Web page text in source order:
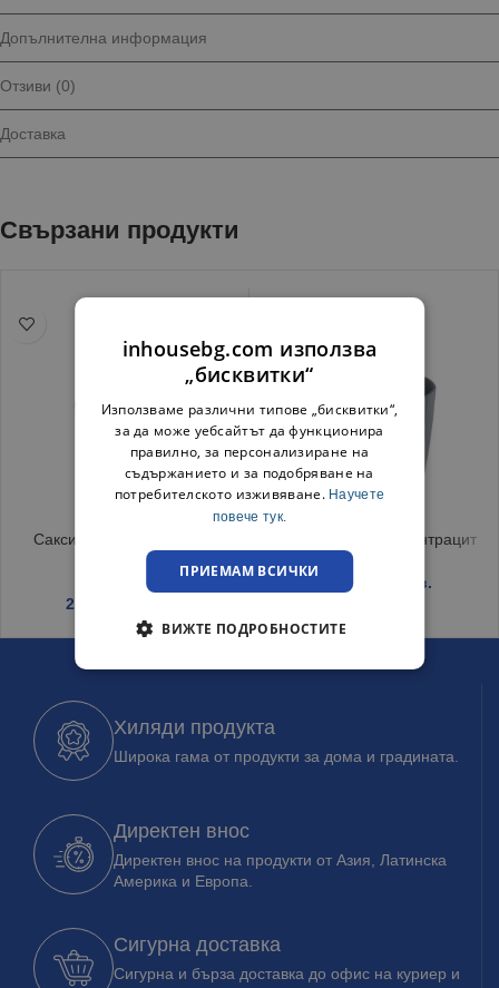
Допълнителна информация
Отзиви (0)
Доставка
Свързани продукти
Саксия за орхидея Coubi
зелена
2.35
Саксия Sandy Ф19 антрацит
€ / 7.22 лв.
Хиляди продукта
Широка гама от продукти за дома и градината.
Директен внос
Директен внос на продукти от Азия, Латинска
Америка и Европа.
Сигурна доставка
Сигурна и бърза доставка до офис на куриер и
inhousebg.com използва
„бисквитки“
Използваме различни типове „бисквитки“,
за да може уебсайтът да функционира
правилно, за персонализиране на
съдържанието и за подобряване на
потребителското изживяване. Научете
повече тук.
ПРИЕМАМ ВСИЧКИ
ВИЖТЕ ПОДРОБНОСТИТЕ